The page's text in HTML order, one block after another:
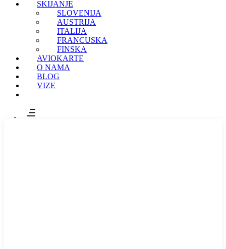
SKIJANJE
SLOVENIJA
AUSTRIJA
ITALIJA
FRANCUSKA
FINSKA
AVIOKARTE
O NAMA
BLOG
VIZE